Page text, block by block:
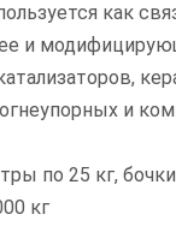
как
и
и
по 25 кг,
кг